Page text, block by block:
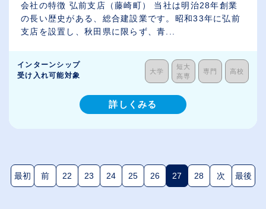
会社の特徴 弘前支店（藤崎町） 当社は明治28年創業
の長い歴史がある、総合建設業です。昭和33年に弘前
支店を設置し、秋田県に限らず、青...
インターンシップ
受け入れ可能対象
大学
短大
高専
専門 高校
詳しくみる
最初 前 22 23 24 25 26 27(現在のページ)
28 次 最後